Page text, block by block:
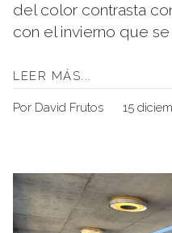
del color contrasta
con el invierno que se
LEER MÁS...
Por David Frutos 15